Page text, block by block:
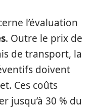
l’évaluation
. Outre le prix de
de transport, la
doivent
Ces coûts
jusqu’à 30 % du